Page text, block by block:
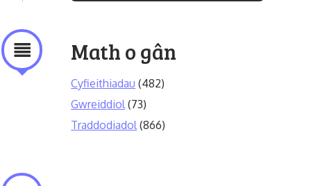
Math o gân
Cyfieithiadau (482)
Gwreiddiol (73)
Traddodiadol (866)